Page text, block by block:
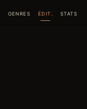
GENRES ÉDIT. STATS